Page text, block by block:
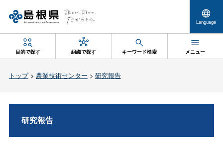
Language
目的で探す 組織で探す キーワード検索 メニュー
トップ> 農業技術センター > 研究報告
研究報告